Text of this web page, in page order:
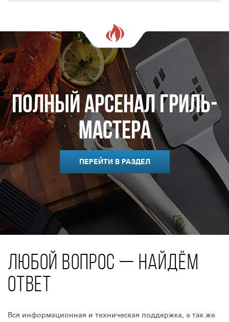
Полный арсенал гриль-
мастера
ПЕРЕЙТИ В РАЗДЕЛ
ЛЮБОЙ ВОПРОС — НАЙДЁМ
ОТВЕТ
Вся информационная и техническая поддержка, а так же